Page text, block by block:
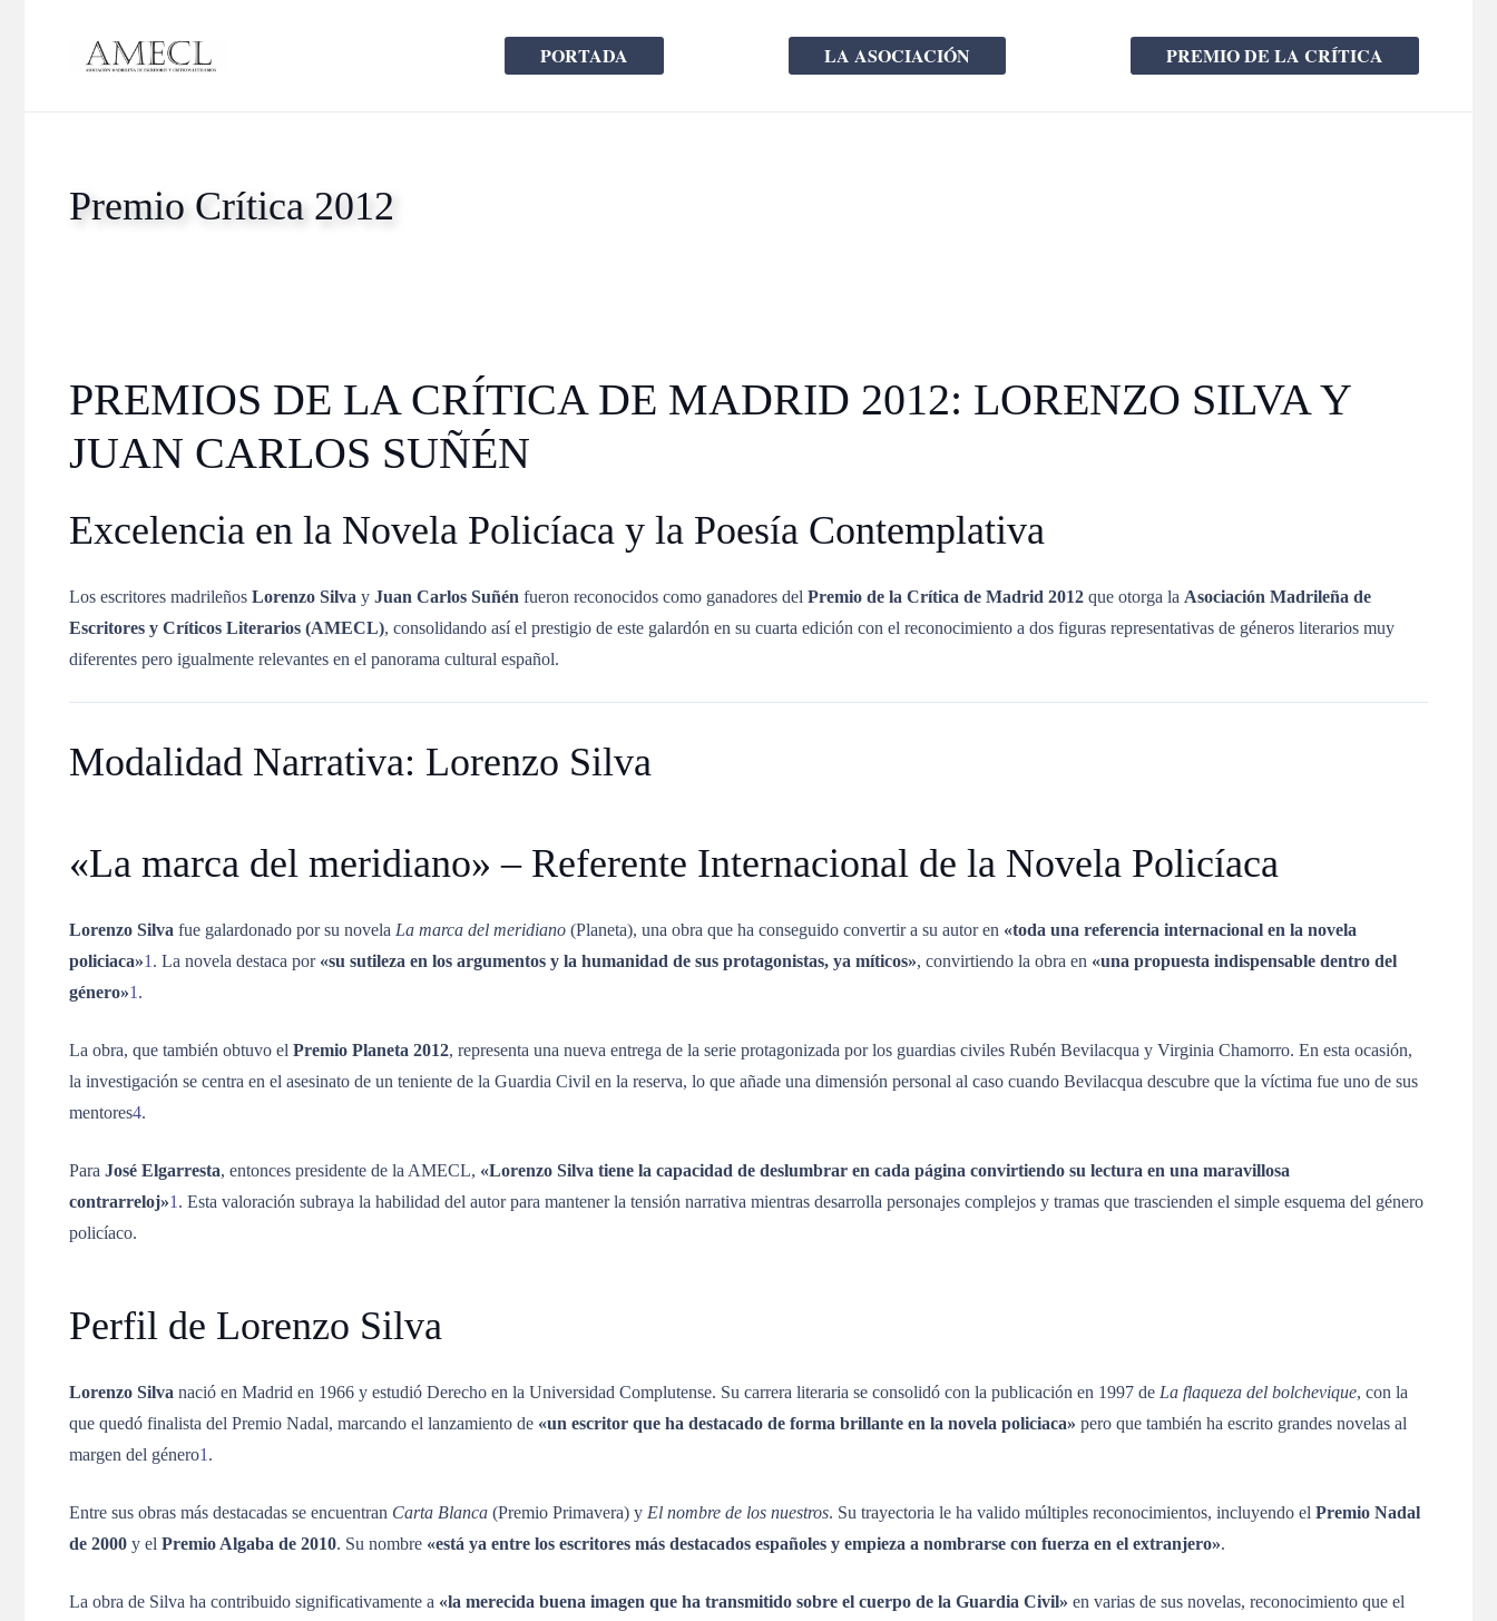
PORTADA LA ASOCIACIÓN PREMIO DE LA CRÍTICA
Premio Crítica 2012
PREMIOS DE LA CRÍTICA DE MADRID 2012: LORENZO SILVA Y
JUAN CARLOS SUÑÉN
Excelencia en la Novela Policíaca y la Poesía Contemplativa
Los escritores madrileños Lorenzo Silva y Juan Carlos Suñén fueron reconocidos como ganadores del Premio de la Crítica de Madrid 2012 que otorga la Asociación Madrileña de
Escritores y Críticos Literarios (AMECL), consolidando así el prestigio de este galardón en su cuarta edición con el reconocimiento a dos figuras representativas de géneros literarios muy
diferentes pero igualmente relevantes en el panorama cultural español.
Modalidad Narrativa: Lorenzo Silva
«La marca del meridiano» – Referente Internacional de la Novela Policíaca
Lorenzo Silva fue galardonado por su novela La marca del meridiano (Planeta), una obra que ha conseguido convertir a su autor en «toda una referencia internacional en la novela
policiaca»1 . La novela destaca por «su sutileza en los argumentos y la humanidad de sus protagonistas, ya míticos», convirtiendo la obra en «una propuesta indispensable dentro del
género»1 .
La obra, que también obtuvo el Premio Planeta 2012, representa una nueva entrega de la serie protagonizada por los guardias civiles Rubén Bevilacqua y Virginia Chamorro. En esta ocasión,
la investigación se centra en el asesinato de un teniente de la Guardia Civil en la reserva, lo que añade una dimensión personal al caso cuando Bevilacqua descubre que la víctima fue uno de sus
mentores4.
Para José Elgarresta, entonces presidente de la AMECL, «Lorenzo Silva tiene la capacidad de deslumbrar en cada página convirtiendo su lectura en una maravillosa
contrarreloj»1 . Esta valoración subraya la habilidad del autor para mantener la tensión narrativa mientras desarrolla personajes complejos y tramas que trascienden el simple esquema del género
policíaco.
Perfil de Lorenzo Silva
Lorenzo Silva nació en Madrid en 1966 y estudió Derecho en la Universidad Complutense. Su carrera literaria se consolidó con la publicación en 1997 de La flaqueza del bolchevique, con la
que quedó finalista del Premio Nadal, marcando el lanzamiento de «un escritor que ha destacado de forma brillante en la novela policiaca» pero que también ha escrito grandes novelas al
margen del género1 .
Entre sus obras más destacadas se encuentran Carta Blanca (Premio Primavera) y El nombre de los nuestros. Su trayectoria le ha valido múltiples reconocimientos, incluyendo el Premio Nadal
de 2000 y el Premio Algaba de 2010. Su nombre «está ya entre los escritores más destacados españoles y empieza a nombrarse con fuerza en el extranjero».
La obra de Silva ha contribuido significativamente a «la merecida buena imagen que ha transmitido sobre el cuerpo de la Guardia Civil» en varias de sus novelas, reconocimiento que el